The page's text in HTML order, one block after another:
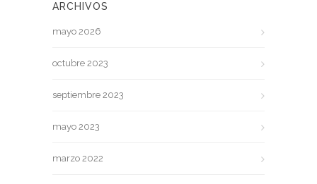
ARCHIVOS
mayo 2026
octubre 2023
septiembre 2023
mayo 2023
marzo 2022